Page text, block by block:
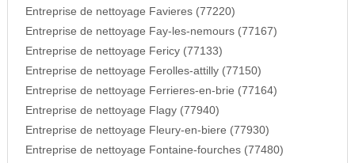
Entreprise de nettoyage Favieres (77220)
Entreprise de nettoyage Fay-les-nemours (77167)
Entreprise de nettoyage Fericy (77133)
Entreprise de nettoyage Ferolles-attilly (77150)
Entreprise de nettoyage Ferrieres-en-brie (77164)
Entreprise de nettoyage Flagy (77940)
Entreprise de nettoyage Fleury-en-biere (77930)
Entreprise de nettoyage Fontaine-fourches (77480)